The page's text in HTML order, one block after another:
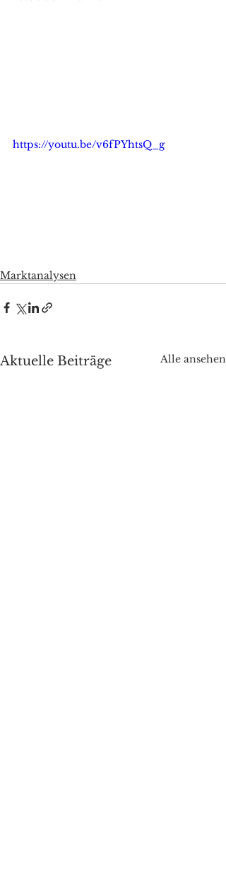
https://youtu.be/v6fPYhtsQ_g
Marktanalysen
Aktuelle Beiträge Alle ansehen